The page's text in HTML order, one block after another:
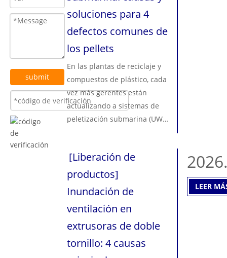
submit
soluciones para 4
defectos comunes de
los pellets
En las plantas de reciclaje y
compuestos de plástico, cada
vez más gerentes están
actualizando a sistemas de
peletización submarina (UWP)
apariencia premium. Sin
embargo, los peletizadores
submarinos no son máquinas
mágicas 'plug-and-play'. Son
sistemas muy precisos y
sensibles con una curva de
aprendizaje pronunciada. Si
[Liberación de
productos]
Inundación de
ventilación en
extrusoras de doble
tornillo: 4 causas
LEER